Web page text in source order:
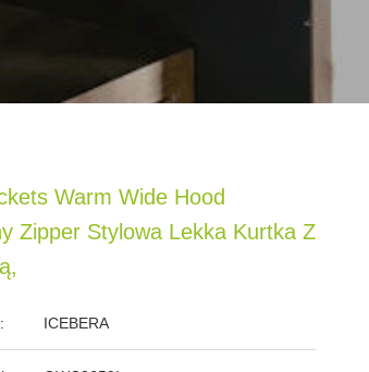
Warm Wide Hood
Zipper Stylowa Lekka Kurtka Z
ICEBERA